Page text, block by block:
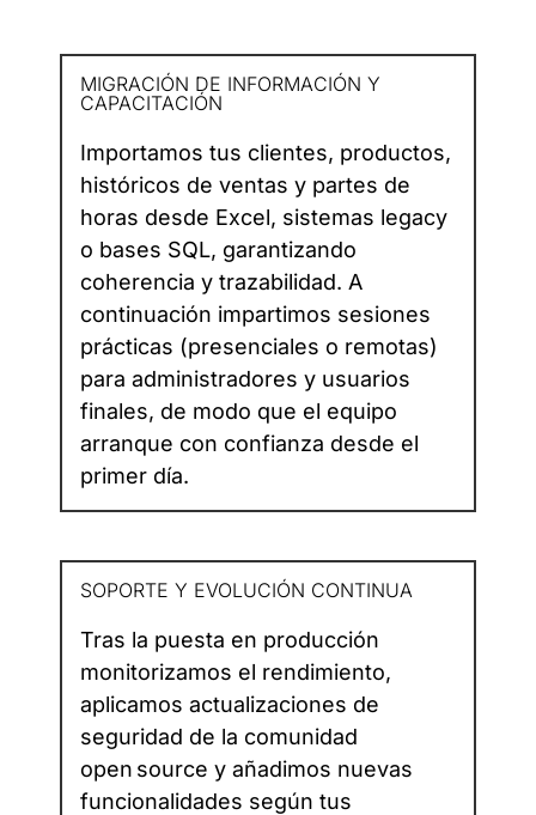
MIGRACIÓN DE INFORMACIÓN Y
CAPACITACIÓN
Importamos tus clientes, productos,
históricos de ventas y partes de
horas desde Excel, sistemas legacy
o bases SQL, garantizando
coherencia y trazabilidad. A
continuación impartimos sesiones
prácticas (presenciales o remotas)
para administradores y usuarios
finales, de modo que el equipo
arranque con confianza desde el
primer día.
SOPORTE Y EVOLUCIÓN CONTINUA
Tras la puesta en producción
monitorizamos el rendimiento,
aplicamos actualizaciones de
seguridad de la comunidad
open source y añadimos nuevas
funcionalidades según tus